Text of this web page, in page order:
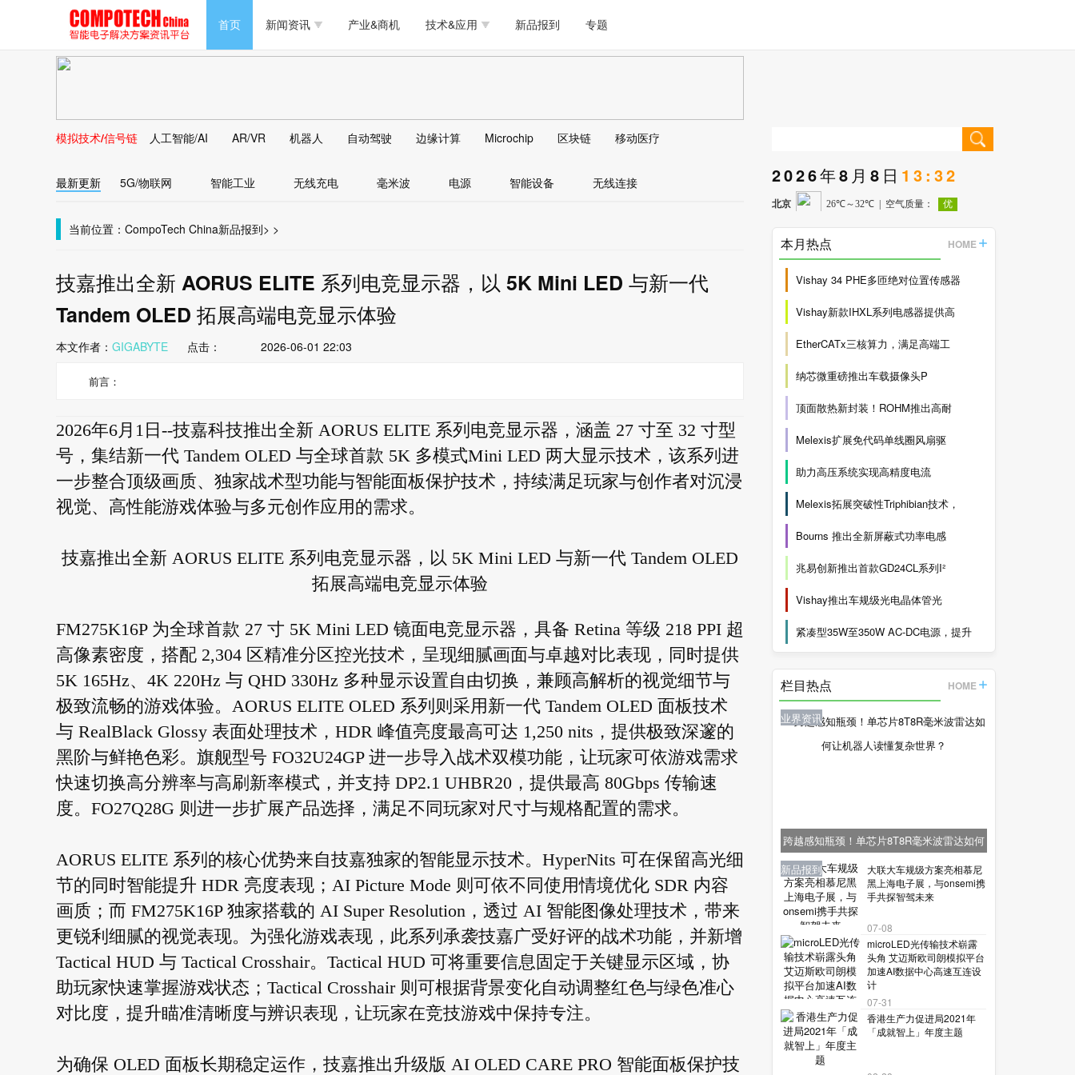
首页 新闻资讯
新能源 人工智能 安防监控
马达电机技术 物联网 模拟技术/信号链
大数据/云
产业&商机 技术&应用
安全 可穿戴
AI/人工智能
新品报到 专题
PC/周边 软件/工具 医疗电子
马达电机技术 物联网 模拟技术/信号链
大数据/云 边缘计算
存储 无线连接 LED
DLP AI/人工智能 传感器技术
AR/VR/图像/3D 电源技术/信号链 接口
模拟技术/信号链 人工智能/AI AR/VR 机器人 自动驾驶 边缘计算 Microchip 区块链 移动医疗
最新更新 5G/物联网 智能工业 无线充电 毫米波 电源 智能设备 无线连接
当前位置： CompoTech China >
新品报到 >
技嘉推出全新 AORUS ELITE 系列电竞显示器，以 5K Mini LED 与新一代
Tandem OLED 拓展高端电竞显示体验
本文作者： GIGABYTE点击： 2026-06-01 22:03
前言：
2026年6月1日--技嘉科技推出全新 AORUS ELITE 系列电竞显示器，涵盖 27 寸至 32 寸型
号，集结新一代 Tandem OLED 与全球首款 5K 多模式Mini LED 两大显示技术，该系列进
一步整合顶级画质、独家战术型功能与智能面板保护技术，持续满足玩家与创作者对沉浸
视觉、高性能游戏体验与多元创作应用的需求。
技嘉推出全新 AORUS ELITE 系列电竞显示器，以 5K Mini LED 与新一代 Tandem OLED
拓展高端电竞显示体验
FM275K16P 为全球首款 27 寸 5K Mini LED 镜面电竞显示器，具备 Retina 等级 218 PPI 超
高像素密度，搭配 2,304 区精准分区控光技术，呈现细腻画面与卓越对比表现，同时提供
5K 165Hz、4K 220Hz 与 QHD 330Hz 多种显示设置自由切换，兼顾高解析的视觉细节与
极致流畅的游戏体验。AORUS ELITE OLED 系列则采用新一代 Tandem OLED 面板技术
与 RealBlack Glossy 表面处理技术，HDR 峰值亮度最高可达 1,250 nits，提供极致深邃的
黑阶与鲜艳色彩。旗舰型号 FO32U24GP 进一步导入战术双模功能，让玩家可依游戏需求
快速切换高分辨率与高刷新率模式，并支持 DP2.1 UHBR20，提供最高 80Gbps 传输速
度。FO27Q28G 则进一步扩展产品选择，满足不同玩家对尺寸与规格配置的需求。
AORUS ELITE 系列的核心优势来自技嘉独家的智能显示技术。HyperNits 可在保留高光细
节的同时智能提升 HDR 亮度表现；AI Picture Mode 则可依不同使用情境优化 SDR 内容
画质；而 FM275K16P 独家搭载的 AI Super Resolution，透过 AI 智能图像处理技术，带来
更锐利细腻的视觉表现。为强化游戏表现，此系列承袭技嘉广受好评的战术功能，并新增
Tactical HUD 与 Tactical Crosshair。Tactical HUD 可将重要信息固定于关键显示区域，协
助玩家快速掌握游戏状态；Tactical Crosshair 则可根据背景变化自动调整红色与绿色准心
对比度，提升瞄准清晰度与辨识表现，让玩家在竞技游戏中保持专注。
为确保 OLED 面板长期稳定运作，技嘉推出升级版 AI OLED CARE PRO 智能面板保护技
2026年8月8日 13:32
本月热点 HOME
Vishay 34 PHE多匝绝对位置传感器
Vishay新款IHXL系列电感器提供高
EtherCATx三核算力，满足高端工
纳芯微重磅推出车载摄像头P
顶面散热新封装！ROHM推出高耐
Melexis扩展免代码单线圈风扇驱
助力高压系统实现高精度电流
Melexis拓展突破性Triphibian技术，
Bourns 推出全新屏蔽式功率电感
兆易创新推出首款GD24CL系列I²
Vishay推出车规级光电晶体管光
紧凑型35W至350W AC-DC电源，提升
栏目热点 HOME
业界资讯
跨越感知瓶颈！单芯片8T8R毫米波雷达如何
让机器人读懂复杂世界？
业界资讯
大联大车规级方案亮相慕尼
黑上海电子展，与onsemi携
手共探智驾未来
07-08
业界资讯
microLED光传输技术崭露
头角 艾迈斯欧司朗模拟平台
加速AI数据中心高速互连设
计
07-31
业界资讯
香港生产力促进局2021年
「成就智上」年度主题
新品报到
新品报到